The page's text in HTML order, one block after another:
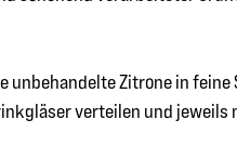
Zitrone in
verteilen und